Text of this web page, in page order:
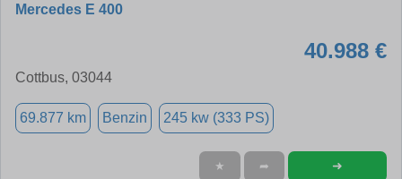
Mercedes E 400
40.988 €
Cottbus, 03044
69.877 km Benzin 245 kw (333 PS)
★ ➦ ➜